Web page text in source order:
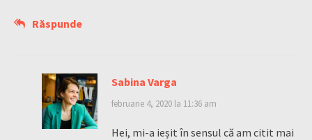
Răspunde
Sabina Varga
februarie 4, 2020 la 11:36 am
Hei, mi-a ieșit în sensul că am citit mai